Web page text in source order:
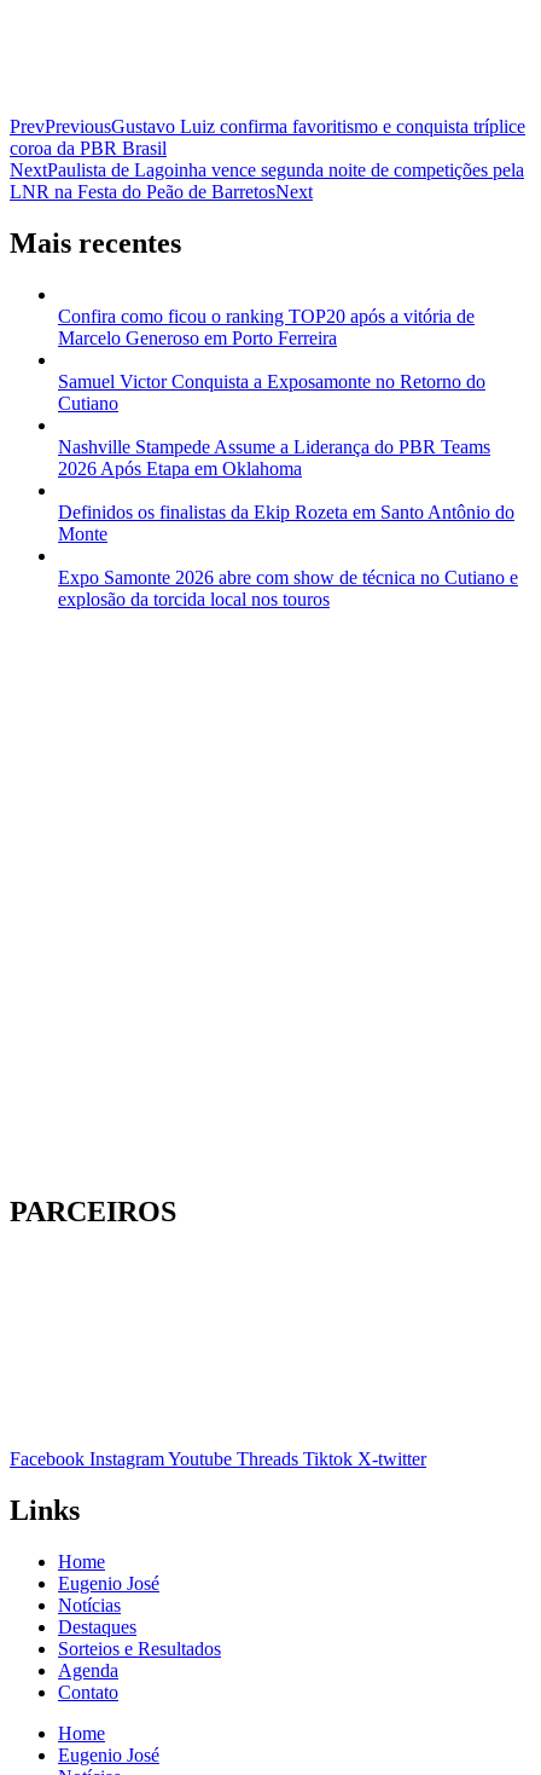
PrevPreviousGustavo Luiz confirma favoritismo e conquista tríplice
coroa da PBR Brasil
NextPaulista de Lagoinha vence segunda noite de competições pela
LNR na Festa do Peão de BarretosNext
Mais recentes
Confira como ficou o ranking TOP20 após a vitória de
Marcelo Generoso em Porto Ferreira
Samuel Victor Conquista a Exposamonte no Retorno do
Cutiano
Nashville Stampede Assume a Liderança do PBR Teams
2026 Após Etapa em Oklahoma
Definidos os finalistas da Ekip Rozeta em Santo Antônio do
Monte
Expo Samonte 2026 abre com show de técnica no Cutiano e
explosão da torcida local nos touros
PARCEIROS
Facebook InstagramYoutube Threads Tiktok X-twitter
Links
Home
Eugenio José
Notícias
Destaques
Sorteios e Resultados
Agenda
Contato
Home
Eugenio José